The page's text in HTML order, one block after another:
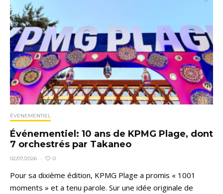
ÉVENEMENTIEL
Événementiel: 10 ans de KPMG Plage, dont
7 orchestrés par Takaneo
02/07/2026 · 0
Pour sa dixième édition, KPMG Plage a promis « 1001
moments » et a tenu parole. Sur une idée originale de